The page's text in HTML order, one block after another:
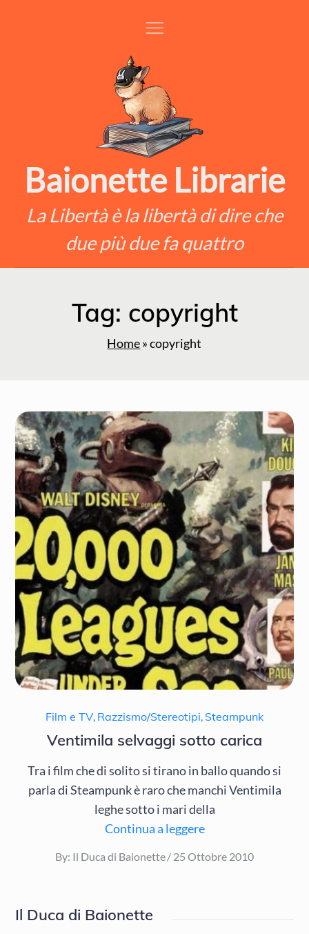
Baionette Librarie
La Libertà è la libertà di dire che
due più due fa quattro
Tag: copyright
Home»copyright
Film e TV, Razzismo/Stereotipi, Steampunk
Ventimila selvaggi sotto carica
Tra i film che di solito si tirano in ballo quando si
parla di Steampunk è raro che manchi Ventimila
leghe sotto i mari della
Continua a leggere
By: Il Duca di Baionette
Posted
25 Ottobre 2010
Il Duca di Baionette